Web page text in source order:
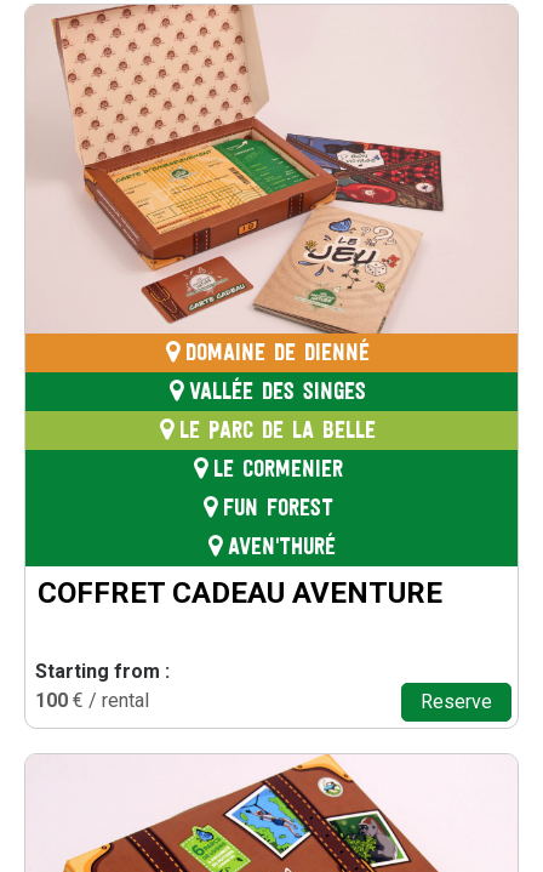
COFFRET CADEAU AVENTURE
DOMAINE DE DIENNÉ
VALLÉE DES SINGES
LE PARC DE LA BELLE
LE CORMENIER
FUN FOREST
AVEN'THURÉ
Starting from :
100 € / rental Reserve